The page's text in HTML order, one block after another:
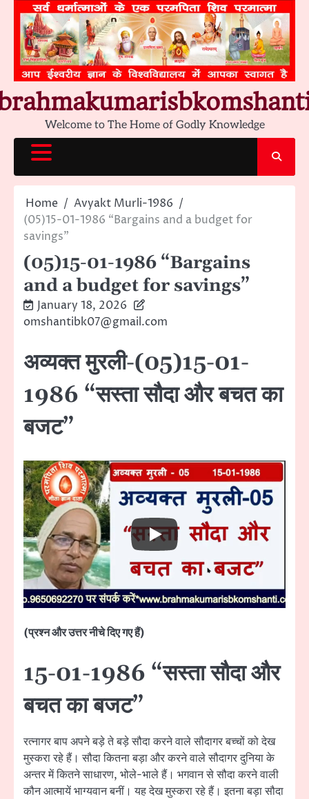
content
Welcome to The Home of Godly Knowledge
Home
Avyakt Murli-1986
(05)15-01-1986 “Bargains and a budget for
savings”
(05)15-01-1986 “Bargains
and a budget for savings”
January 18, 2026
omshantibk07@gmail.com
अव्यक्त मुरली-(05)15-01-
1986 “सस्ता सौदा और बचत का
बजट”
(प्रश्न और उत्तर नीचे दिए गए हैं)
15-01-1986 “सस्ता सौदा और
बचत का बजट”
रत्नागर बाप अपने बड़े ते बड़े सौदा करने वाले सौदागर बच्चों को देख
मुस्करा रहे हैं। सौदा कितना बड़ा और करने वाले सौदागर दुनिया के
अन्तर में कितने साधारण, भोले-भाले हैं। भगवान से सौदा करने वाली
कौन आत्मायें भाग्यवान बनीं। यह देख मुस्करा रहे हैं। इतना बड़ा सौदा